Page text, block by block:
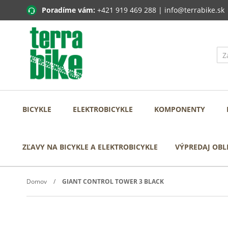
Poradíme vám: +421 919 469 288 | info@terrabike.sk
BICYKLE ELEKTROBICYKLE KOMPONENTY
ZĽAVY NA BICYKLE A ELEKTROBICYKLE VÝPREDAJ
Domov GIANT CONTROL TOWER 3 BLACK